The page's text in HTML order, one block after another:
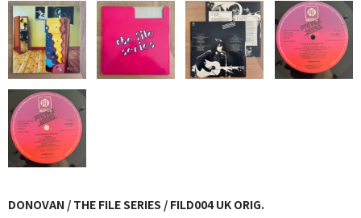
JAZZ-EU
JAZZ-JP
JAZZ-VOCAL
J-POP
ROCK
DONOVAN / THE FILE SERIES / FILD004 UK ORIG.